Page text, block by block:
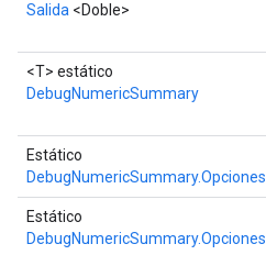
Salida <Doble>
<T> estático
DebugNumericSummary
Estático
DebugNumericSummary.Opciones
Estático
DebugNumericSummary.Opciones